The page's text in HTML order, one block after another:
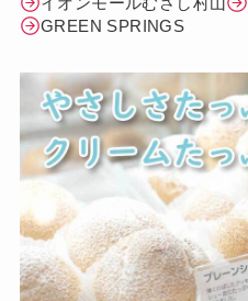
GREEN SPRINGS